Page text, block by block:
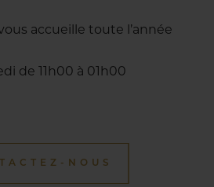
accueille toute l’année
de 11h00 à 01h00
NOUS